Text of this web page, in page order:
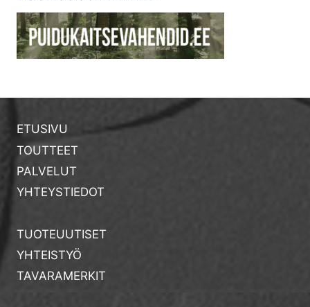
ETUSIVU
TOUTTEET
PALVELUT
YHTEYSTIEDOT
TUOTEUUTISET
YHTEISTYÖ
TAVARAMERKIT